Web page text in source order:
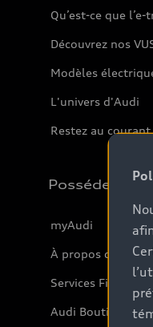
Qu’est-ce que l’e-
Découvrez nos
Modèles
L'univers d'Audi
Restez au courant
Possédez
myAudi
À propos de
Services
Audi Boutique